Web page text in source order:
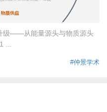
级——从能量源头与物质源头
...
#仲景学术